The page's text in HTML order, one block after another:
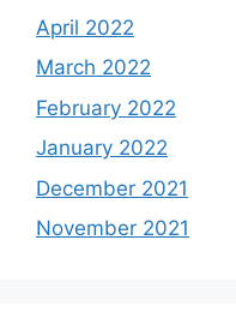
April 2022
March 2022
February 2022
January 2022
December 2021
November 2021